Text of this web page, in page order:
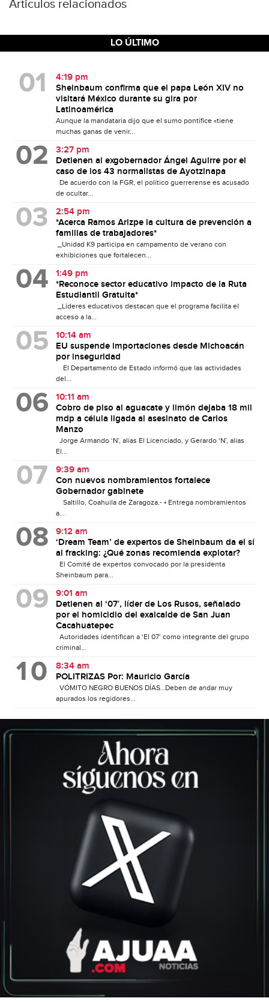
Articulos relacionados
LO ÚLTIMO
4:19 pm
Sheinbaum confirma que el papa León XIV no
visitará México durante su gira por
Latinoamérica
Aunque la mandataria dijo que el sumo pontífice «tiene
muchas ganas de venir...
3:27 pm
Detienen al exgobernador Ángel Aguirre por el
caso de los 43 normalistas de Ayotzinapa
De acuerdo con la FGR, el político guerrerense es acusado
de ocultar...
2:54 pm
*Acerca Ramos Arizpe la cultura de prevención a
familias de trabajadores*
_Unidad K9 participa en campamento de verano con
exhibiciones que fortalecen...
1:49 pm
*Reconoce sector educativo impacto de la Ruta
Estudiantil Gratuita*
_Líderes educativos destacan que el programa facilita el
acceso a la...
10:14 am
EU suspende importaciones desde Michoacán
por inseguridad
El Departamento de Estado informó que las actividades
del...
10:11 am
Cobro de piso al aguacate y limón dejaba 18 mil
mdp a célula ligada al asesinato de Carlos
Manzo
Jorge Armando ‘N’, alias El Licenciado, y Gerardo ‘N’, alias
El...
9:39 am
Con nuevos nombramientos fortalece
Gobernador gabinete
Saltillo, Coahuila de Zaragoza.- • Entrega nombramientos
a...
9:12 am
‘Dream Team’ de expertos de Sheinbaum da el sí
al fracking: ¿Qué zonas recomienda explotar?
El Comité de expertos convocado por la presidenta
Sheinbaum para...
9:01 am
Detienen al ‘07′, líder de Los Rusos, señalado
por el homicidio del exalcalde de San Juan
Cacahuatepec
Autoridades identifican a ‘El 07’ como integrante del grupo
criminal...
8:34 am
POLITRIZAS Por: Mauricio García
VÓMITO NEGRO BUENOS DÍAS…Deben de andar muy
apurados los regidores...